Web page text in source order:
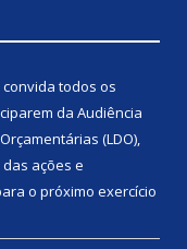
convida todos os
da Audiência
(LDO),
ações e
o próximo exercício